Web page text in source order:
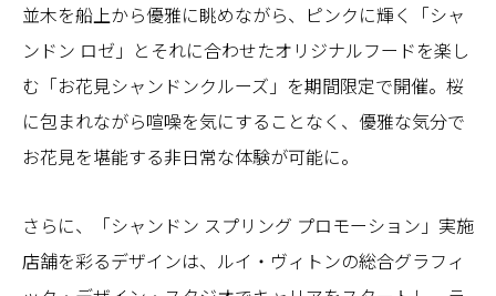
並木を船上から優雅に眺めながら、ピンクに輝く「シャ
ンドン ロゼ」とそれに合わせたオリジナルフードを楽し
む「お花見シャンドンクルーズ」を期間限定で開催。桜
に包まれながら喧噪を気にすることなく、優雅な気分で
お花見を堪能する非日常な体験が可能に。
さらに、「シャンドン スプリング プロモーション」実施
店舗を彩るデザインは、ルイ・ヴィトンの総合グラフィ